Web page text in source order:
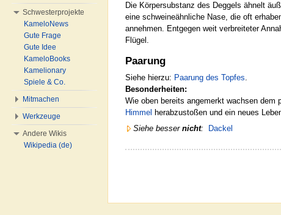
Die Körpersubstanz des Deggels ähnelt
eine schweineähnliche Nase, die oft
annehmen. Entgegen weit verbreiteter
Flügel.
Paarung
Siehe hierzu: Paarung des Topfes.
Besonderheiten:
Wie oben bereits angemerkt wachsen dem
Himmel herabzustoßen und ein neues
Siehe besser nicht: Dackel
Schwesterprojekte
KameloNews
Gute Frage
Gute Idee
KameloBooks
Kamelionary
Spiele & Co.
Mitmachen
Werkzeuge
Andere Wikis
Wikipedia (de)